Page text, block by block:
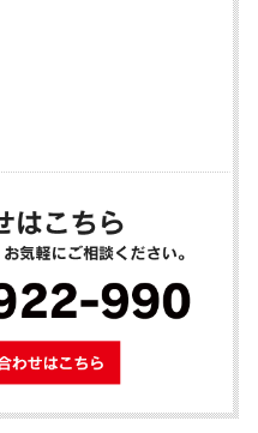
メールでのお